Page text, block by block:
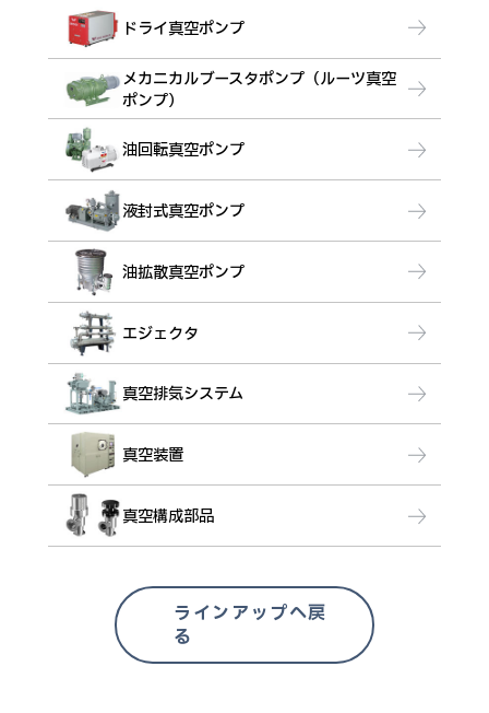
ドライ真空ポンプ
メカニカルブースタポンプ（ルーツ真空
ポンプ）
油回転真空ポンプ
液封式真空ポンプ
油拡散真空ポンプ
エジェクタ
真空排気システム
真空装置
真空構成部品
ラインアップへ戻
る